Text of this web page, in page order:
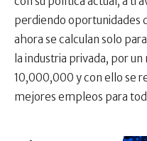
perdiendo oportunidades
ahora se calculan solo
la industria privada, por
10,000,000 y con ello se
mejores empleos para